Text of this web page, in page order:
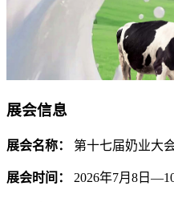
展会信息
展会名称： 第十七届奶业大
展会时间： 2026年7月8日